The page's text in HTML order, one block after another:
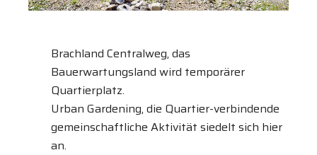
Brachland Centralweg, das
Bauerwartungsland wird temporärer
Quartierplatz.
Urban Gardening, die Quartier-verbindende
gemeinschaftliche Aktivität siedelt sich hier
an.